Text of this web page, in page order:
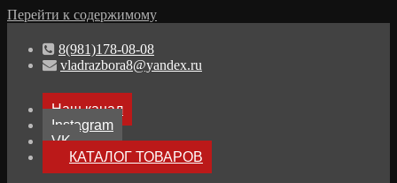
Перейти к содержимому
8(981)178-08-08
vladrazbora8@yandex.ru
Наш канал
Instagram
VK
КАТАЛОГ ТОВАРОВ